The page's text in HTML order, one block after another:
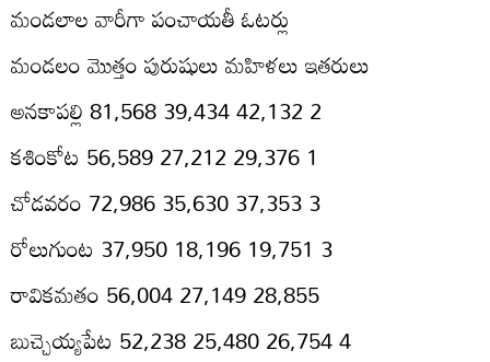
మండలాల వారీగా పంచాయతీ ఓటర్లు
మండలం మొత్తం పురుషులు మహిళలు ఇతరులు
అనకాపల్లి 81,568 39,434 42,132 2
కశింకోట 56,589 27,212 29,376 1
చోడవరం 72,986 35,630 37,353 3
రోలుగుంట 37,950 18,196 19,751 3
రావికమతం 56,004 27,149 28,855
బుచ్చెయ్యపేట 52,238 25,480 26,754 4